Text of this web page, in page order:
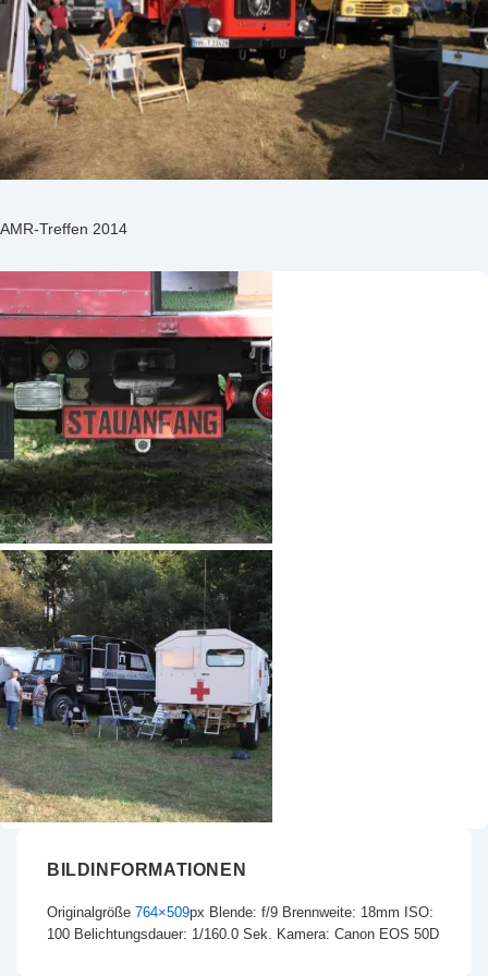
AMR-Treffen 2014
BILDINFORMATIONEN
Originalgröße 764×509px Blende: f/9 Brennweite: 18mm ISO:
100 Belichtungsdauer: 1/160.0 Sek. Kamera: Canon EOS 50D